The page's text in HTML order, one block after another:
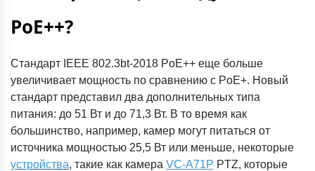
PoE++?
Стандарт IEEE 802.3bt-2018 PoE++ еще больше
увеличивает мощность по сравнению с PoE+. Новый
стандарт представил два дополнительных типа
питания: до 51 Вт и до 71,3 Вт. В то время как
большинство, например, камер могут питаться от
источника мощностью 25,5 Вт или меньше, некоторые
устройства, такие как камера VC-A71P PTZ, которые